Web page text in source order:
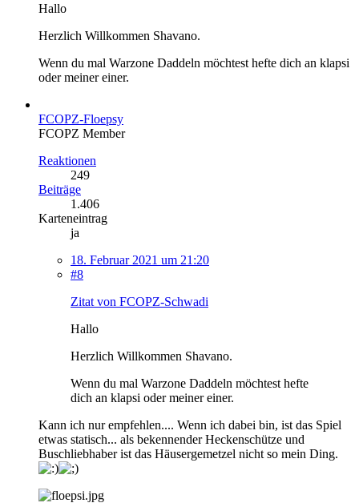
Hallo
Herzlich Willkommen Shavano.
Wenn du mal Warzone Daddeln möchtest hefte dich an klapsi
oder meiner einer.
FCOPZ-Floepsy
FCOPZ Member
Reaktionen
249
Beiträge
1.406
Karteneintrag
ja
18. Februar 2021 um 21:20
#8
Zitat von FCOPZ-Schwadi
Hallo
Herzlich Willkommen Shavano.
Wenn du mal Warzone Daddeln möchtest hefte
dich an klapsi oder meiner einer.
Kann ich nur empfehlen.... Wenn ich dabei bin, ist das Spiel
etwas statisch... als bekennender Heckenschütze und
Buschliebhaber ist das Häusergemetzel nicht so mein Ding.